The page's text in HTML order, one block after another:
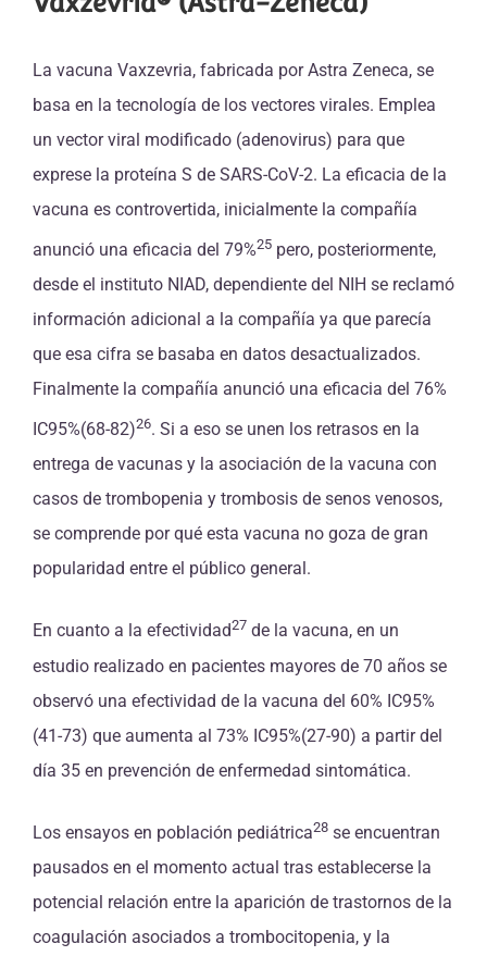
La vacuna Vaxzevria, fabricada por Astra Zeneca, se
basa en la tecnología de los vectores virales. Emplea
un vector viral modificado (adenovirus) para que
exprese la proteína S de SARS-CoV-2. La eficacia de la
vacuna es controvertida, inicialmente la compañía
anunció una eficacia del 79%25 pero, posteriormente,
desde el instituto NIAD, dependiente del NIH se reclamó
información adicional a la compañía ya que parecía
que esa cifra se basaba en datos desactualizados.
Finalmente la compañía anunció una eficacia del 76%
IC95%(68-82)26. Si a eso se unen los retrasos en la
entrega de vacunas y la asociación de la vacuna con
casos de trombopenia y trombosis de senos venosos,
se comprende por qué esta vacuna no goza de gran
popularidad entre el público general.
En cuanto a la efectividad27 de la vacuna, en un
estudio realizado en pacientes mayores de 70 años se
observó una efectividad de la vacuna del 60% IC95%
(41-73) que aumenta al 73% IC95%(27-90) a partir del
día 35 en prevención de enfermedad sintomática.
Los ensayos en población pediátrica28 se encuentran
pausados en el momento actual tras establecerse la
potencial relación entre la aparición de trastornos de la
coagulación asociados a trombocitopenia, y la